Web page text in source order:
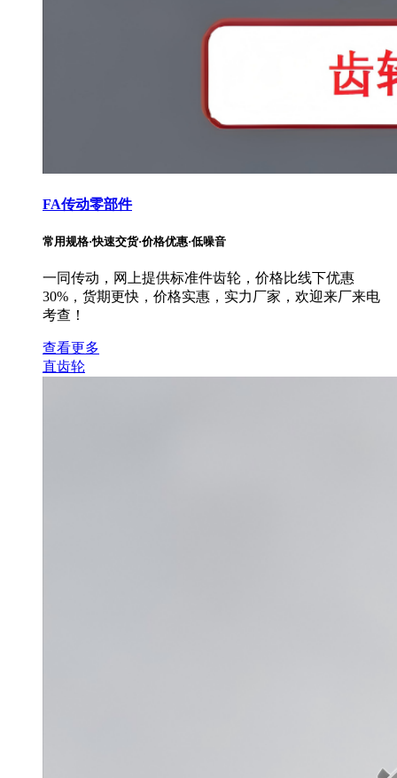
FA传动零部件
常用规格·快速交货·价格优惠·低噪音
一同传动，网上提供标准件齿轮，价格比线下优惠
30%，货期更快，价格实惠，实力厂家，欢迎来厂来电
考查！
查看更多
直齿轮